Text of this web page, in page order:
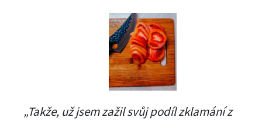
„Takže, už jsem zažil svůj podíl zklamání z